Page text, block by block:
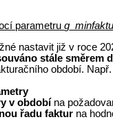
parametru g_
nastavit již v roce
stále směrem
období.
v období na
řadu faktur na